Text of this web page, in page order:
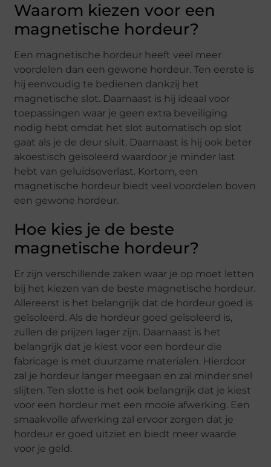
Waarom kiezen voor een
magnetische hordeur?
Een magnetische hordeur heeft veel meer
voordelen dan een gewone hordeur. Ten eerste is
hij eenvoudig te bedienen dankzij het
magnetische slot. Daarnaast is hij ideaal voor
toepassingen waar je geen extra beveiliging
nodig hebt omdat het slot automatisch op slot
gaat als je de deur sluit. Daarnaast is hij ook beter
akoestisch geïsoleerd waardoor je minder last
hebt van geluidsoverlast. Kortom, een
magnetische hordeur biedt veel voordelen boven
een gewone hordeur.
Hoe kies je de beste
magnetische hordeur?
Er zijn verschillende zaken waar je op moet letten
bij het kiezen van de beste magnetische hordeur.
Allereerst is het belangrijk dat de hordeur goed is
geïsoleerd. Als de hordeur goed geïsoleerd is,
zullen de prijzen lager zijn. Daarnaast is het
belangrijk dat je kiest voor een hordeur die
fabricage is met duurzame materialen. Hierdoor
zal je hordeur langer meegaan en zal minder snel
slijten. Ten slotte is het ook belangrijk dat je kiest
voor een hordeur met een mooie afwerking. Een
smaakvolle afwerking zal ervoor zorgen dat je
hordeur er goed uitziet en biedt meer waarde
voor je geld.